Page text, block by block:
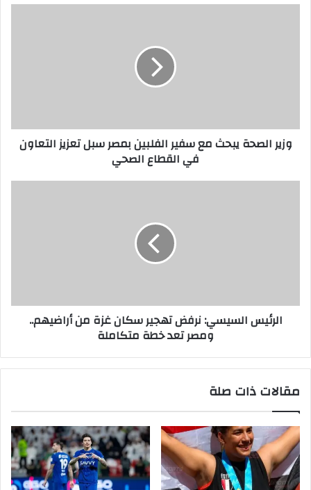
وزير الصحة يبحث مع سفير الفلبين بمصر سبل تعزيز التعاون
في القطاع الصحي
الرئيس السيسي: نرفض تهجير سكان غزة من أراضيهم..
ومصر تعد خطة متكاملة
مقالات ذات صلة